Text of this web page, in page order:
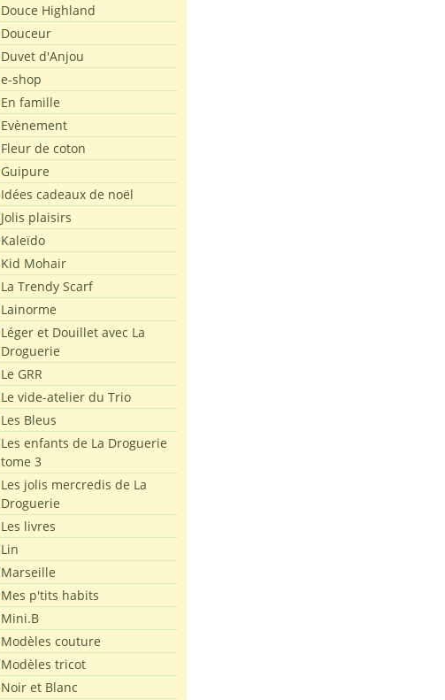
Douce Highland
Douceur
Duvet d'Anjou
e-shop
En famille
Evènement
Fleur de coton
Guipure
Idées cadeaux de noël
Jolis plaisirs
Kaleïdo
Kid Mohair
La Trendy Scarf
Lainorme
Léger et Douillet avec La
Droguerie
Le GRR
Le vide-atelier du Trio
Les Bleus
Les enfants de La Droguerie
tome 3
Les jolis mercredis de La
Droguerie
Les livres
Lin
Marseille
Mes p'tits habits
Mini.B
Modèles couture
Modèles tricot
Noir et Blanc